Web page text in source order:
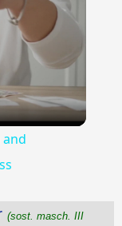
(sost. masch. III